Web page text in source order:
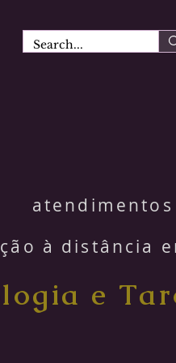
atendimentos
à distância
e